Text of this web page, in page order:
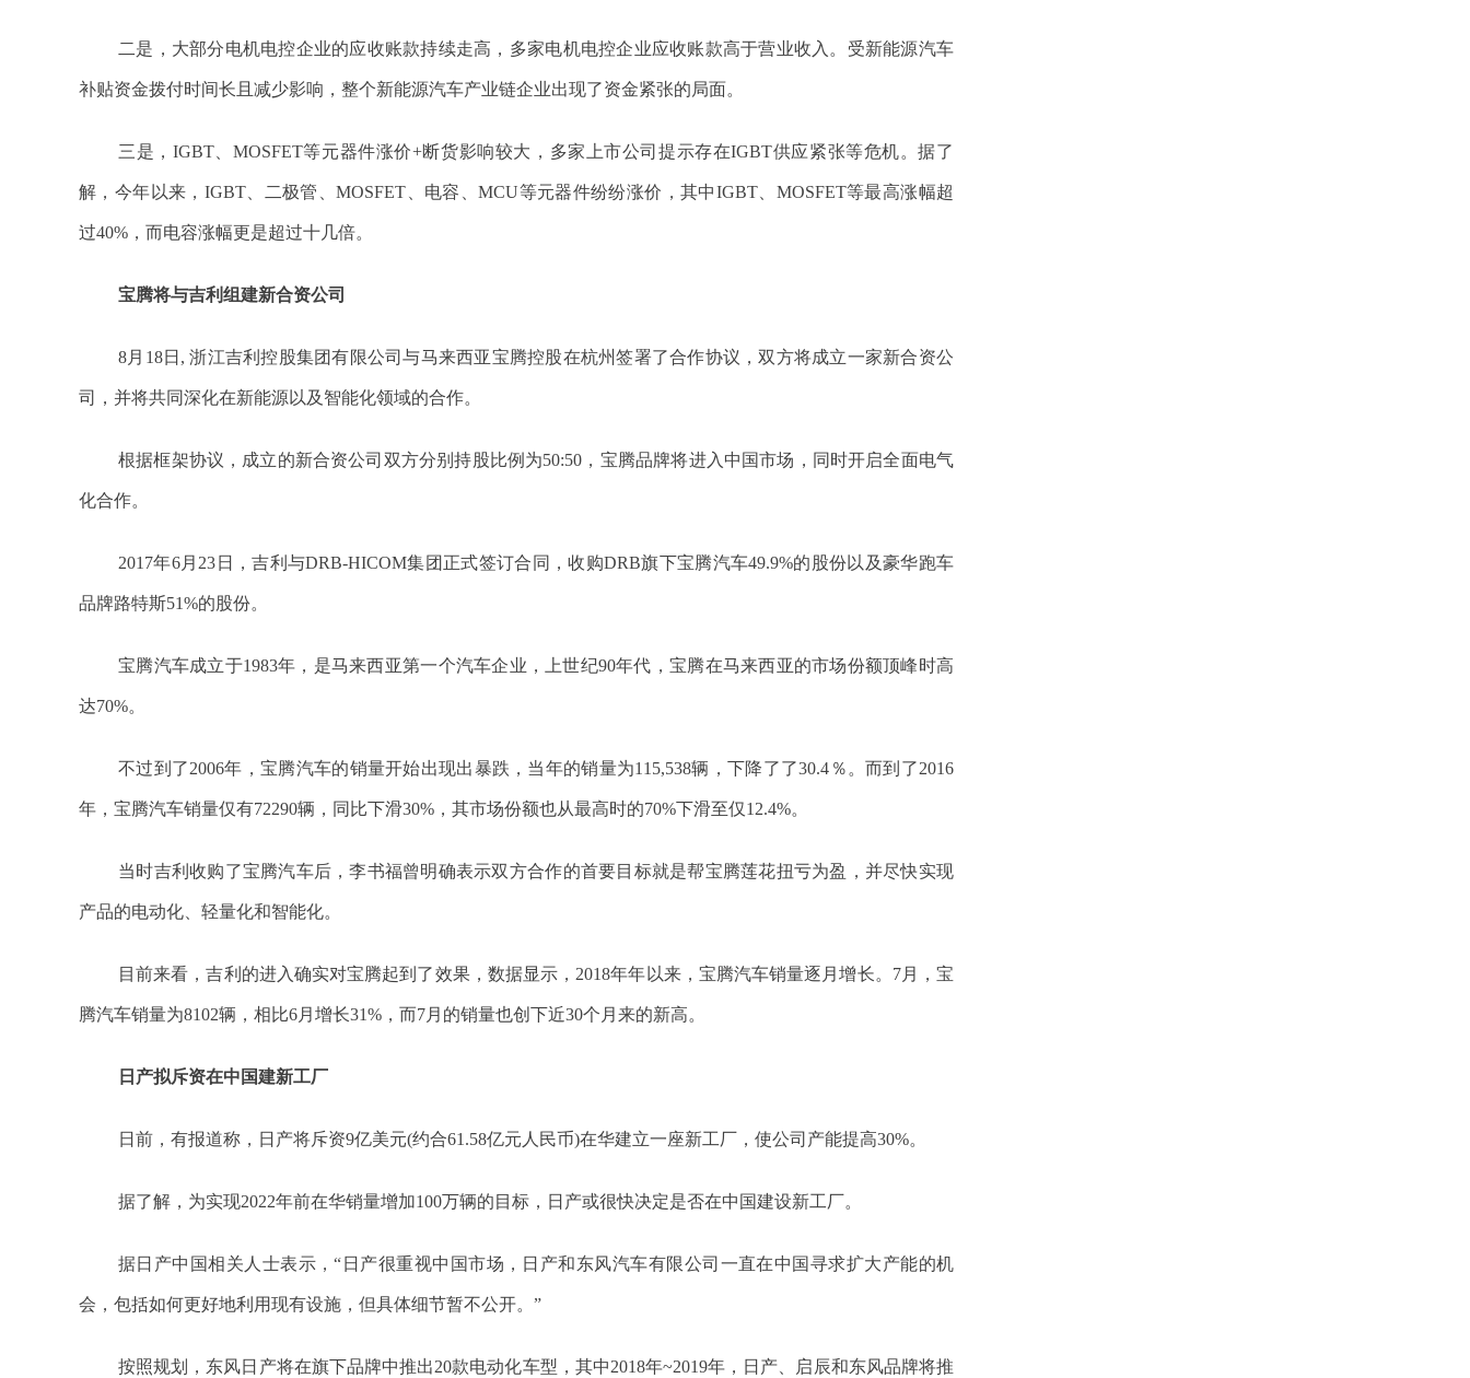
二是，大部分电机电控企业的应收账款持续走高，多家电机电控企业应收账款高于营业收入。受新能源汽车
补贴资金拨付时间长且减少影响，整个新能源汽车产业链企业出现了资金紧张的局面。
三是，IGBT、MOSFET等元器件涨价+断货影响较大，多家上市公司提示存在IGBT供应紧张等危机。据了
解，今年以来，IGBT、二极管、MOSFET、电容、MCU等元器件纷纷涨价，其中IGBT、MOSFET等最高涨幅超
过40%，而电容涨幅更是超过十几倍。
宝腾将与吉利组建新合资公司
8月18日, 浙江吉利控股集团有限公司与马来西亚宝腾控股在杭州签署了合作协议，双方将成立一家新合资公
司，并将共同深化在新能源以及智能化领域的合作。
根据框架协议，成立的新合资公司双方分别持股比例为50:50，宝腾品牌将进入中国市场，同时开启全面电气
化合作。
2017年6月23日，吉利与DRB-HICOM集团正式签订合同，收购DRB旗下宝腾汽车49.9%的股份以及豪华跑车
品牌路特斯51%的股份。
宝腾汽车成立于1983年，是马来西亚第一个汽车企业，上世纪90年代，宝腾在马来西亚的市场份额顶峰时高
达70%。
不过到了2006年，宝腾汽车的销量开始出现出暴跌，当年的销量为115,538辆，下降了了30.4％。而到了2016
年，宝腾汽车销量仅有72290辆，同比下滑30%，其市场份额也从最高时的70%下滑至仅12.4%。
当时吉利收购了宝腾汽车后，李书福曾明确表示双方合作的首要目标就是帮宝腾莲花扭亏为盈，并尽快实现
产品的电动化、轻量化和智能化。
目前来看，吉利的进入确实对宝腾起到了效果，数据显示，2018年年以来，宝腾汽车销量逐月增长。7月，宝
腾汽车销量为8102辆，相比6月增长31%，而7月的销量也创下近30个月来的新高。
日产拟斥资在中国建新工厂
日前，有报道称，日产将斥资9亿美元(约合61.58亿元人民币)在华建立一座新工厂，使公司产能提高30%。
据了解，为实现2022年前在华销量增加100万辆的目标，日产或很快决定是否在中国建设新工厂。
据日产中国相关人士表示，“日产很重视中国市场，日产和东风汽车有限公司一直在中国寻求扩大产能的机
会，包括如何更好地利用现有设施，但具体细节暂不公开。”
按照规划，东风日产将在旗下品牌中推出20款电动化车型，其中2018年~2019年，日产、启辰和东风品牌将推